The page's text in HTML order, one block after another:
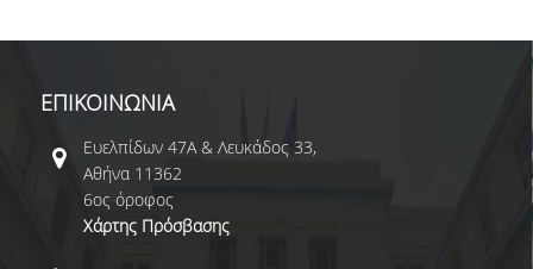
ΕΠΙΚΟΙΝΩΝΙΑ
Ευελπίδων 47Α & Λευκάδος 33,
Αθήνα 11362
6ος όροφος
Χάρτης Πρόσβασης